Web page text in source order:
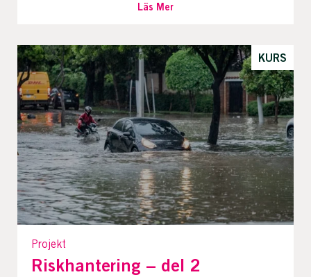
Läs Mer
KURS
Projekt
Riskhantering – del 2